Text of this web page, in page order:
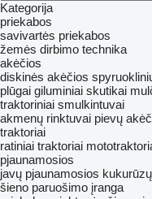
Kategorija
priekabos
savivartės priekabos
žemės dirbimo technika
akėčios
diskinės akėčios
plūgai giluminiai skutikai
traktoriniai smulkintuvai
akmenų rinktuvai pievų
traktoriai
ratiniai traktoriai
pjaunamosios
javų pjaunamosios
šieno paruošimo įranga